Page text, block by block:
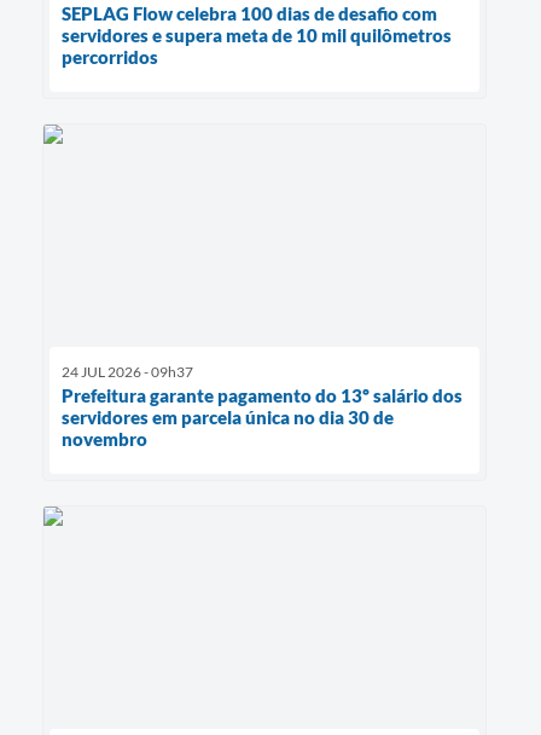
SEPLAG Flow celebra 100 dias de desafio com
servidores e supera meta de 10 mil quilômetros
percorridos
24 JUL 2026 - 09h37
Prefeitura garante pagamento do 13º salário dos
servidores em parcela única no dia 30 de
novembro